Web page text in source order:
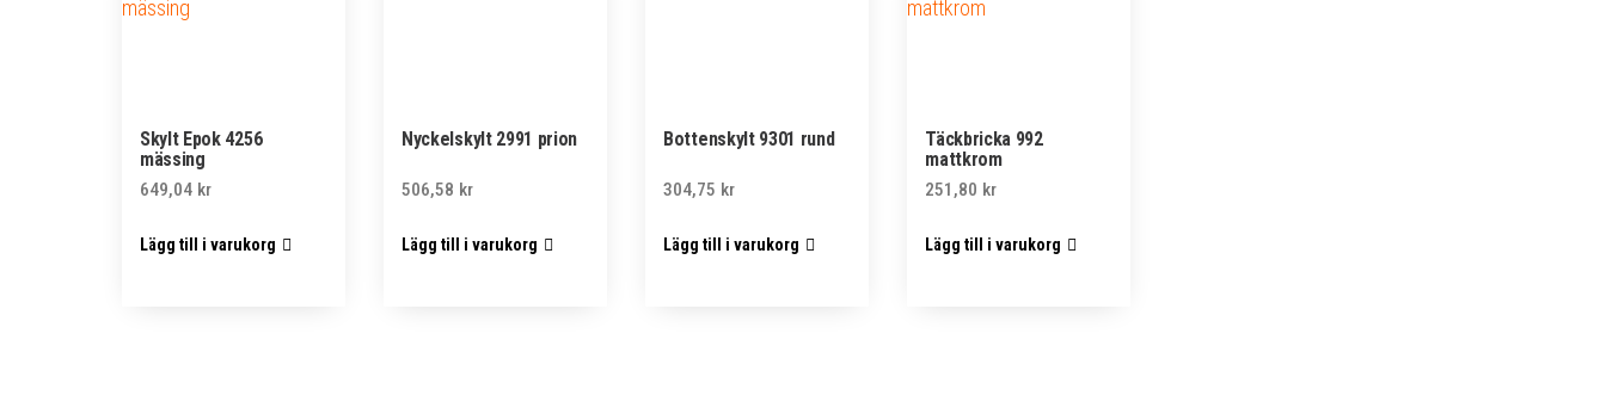
Skylt Epok 4256
mässing
649,04 kr
Lägg till i varukorg
Nyckelskylt 2991 prion
506,58 kr
Lägg till i varukorg
Bottenskylt 9301 rund
304,75 kr
Lägg till i varukorg
Täckbricka 992
mattkrom
251,80 kr
Lägg till i varukorg